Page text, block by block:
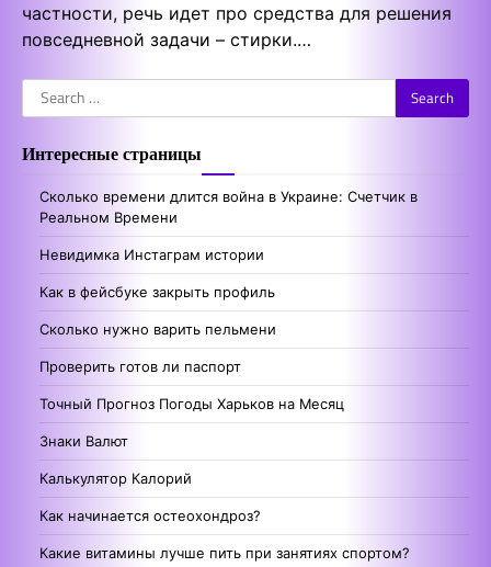
частности, речь идет про средства для решения
повседневной задачи – стирки.…
Search
for:
Интересные страницы
Сколько времени длится война в Украине: Счетчик в
Реальном Времени
Невидимка Инстаграм истории
Как в фейсбуке закрыть профиль
Сколько нужно варить пельмени
Проверить готов ли паспорт
Точный Прогноз Погоды Харьков на Месяц
Знаки Валют
Калькулятор Калорий
Как начинается остеохондроз?
Какие витамины лучше пить при занятиях спортом?